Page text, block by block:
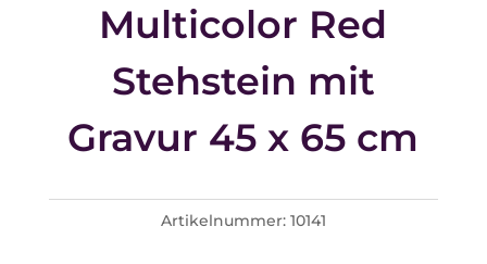
Multicolor Red
Stehstein mit
Gravur 45 x 65 cm
Artikelnummer: 10141